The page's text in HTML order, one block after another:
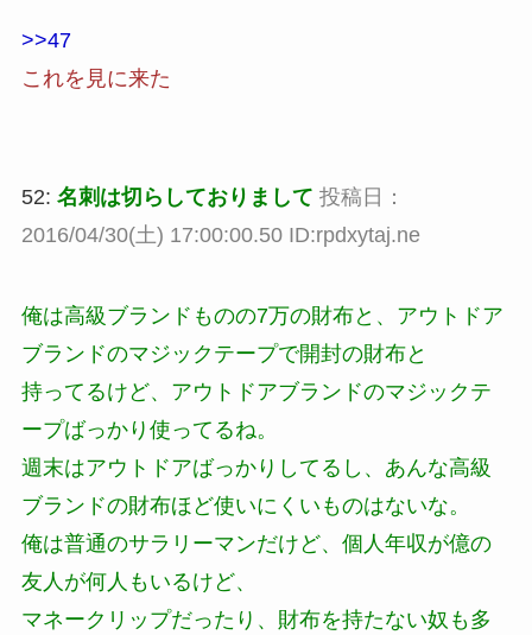
>>47
これを見に来た
52: 名刺は切らしておりまして 投稿日：
2016/04/30(土) 17:00:00.50 ID:rpdxytaj.ne
俺は高級ブランドものの7万の財布と、アウトドア
ブランドのマジックテープで開封の財布と
持ってるけど、アウトドアブランドのマジックテ
ープばっかり使ってるね。
週末はアウトドアばっかりしてるし、あんな高級
ブランドの財布ほど使いにくいものはないな。
俺は普通のサラリーマンだけど、個人年収が億の
友人が何人もいるけど、
マネークリップだったり、財布を持たない奴も多